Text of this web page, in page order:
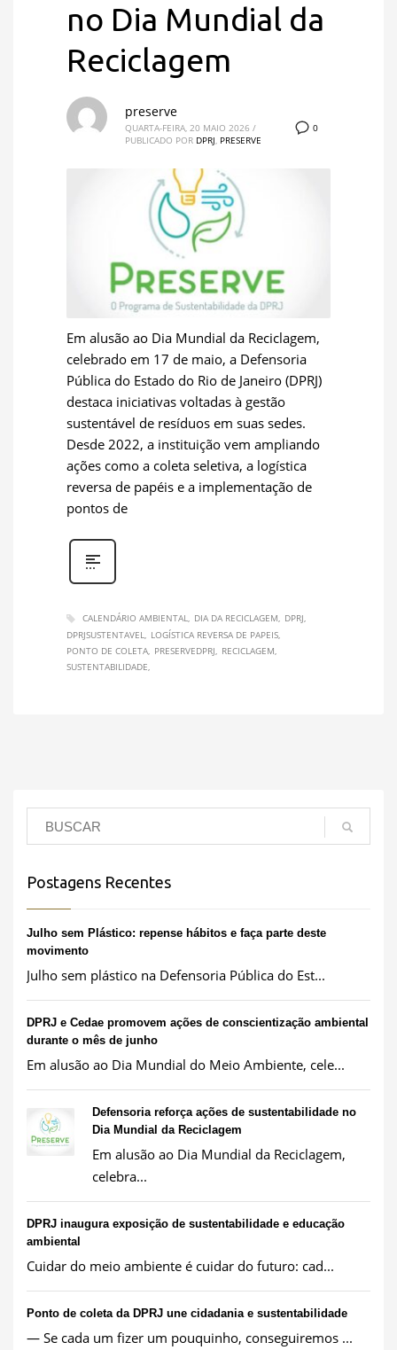
no Dia Mundial da
Reciclagem
0
preserve
QUARTA-FEIRA, 20 MAIO 2026 /
PUBLICADO POR DPRJ, PRESERVE
Em alusão ao Dia Mundial da Reciclagem,
celebrado em 17 de maio, a Defensoria
Pública do Estado do Rio de Janeiro (DPRJ)
destaca iniciativas voltadas à gestão
sustentável de resíduos em suas sedes.
Desde 2022, a instituição vem ampliando
ações como a coleta seletiva, a logística
reversa de papéis e a implementação de
pontos de
CALENDÁRIO AMBIENTAL DIA DA RECICLAGEM
DPRJ
DPRJSUSTENTAVEL LOGÍSTICA REVERSA DE PAPEIS
PONTO DE COLETA PRESERVEDPRJ
RECICLAGEM
SUSTENTABILIDADE
Postagens Recentes
Julho sem Plástico: repense hábitos e faça parte deste
movimento
Julho sem plástico na Defensoria Pública do Est...
DPRJ e Cedae promovem ações de conscientização ambiental
durante o mês de junho
Em alusão ao Dia Mundial do Meio Ambiente, cele...
Defensoria reforça ações de sustentabilidade no
Dia Mundial da Reciclagem
Em alusão ao Dia Mundial da Reciclagem,
celebra...
DPRJ inaugura exposição de sustentabilidade e educação
ambiental
Cuidar do meio ambiente é cuidar do futuro: cad...
Ponto de coleta da DPRJ une cidadania e sustentabilidade
— Se cada um fizer um pouquinho, conseguiremos ...